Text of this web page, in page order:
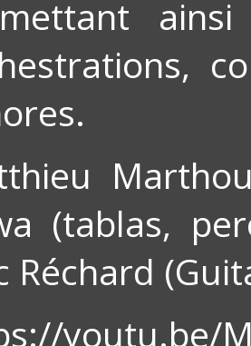
(tablas,
Réchard
youtu.be/